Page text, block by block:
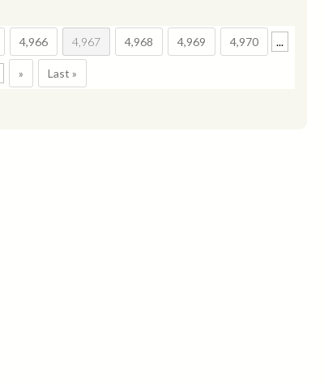
4,966 4,967 4,968 4,969 4,970 ...
» Last »